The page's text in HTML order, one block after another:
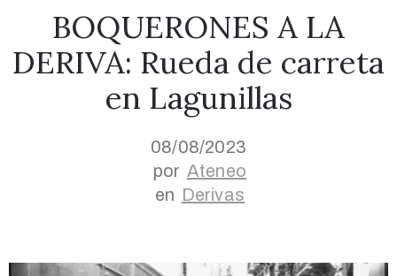
BOQUERONES A LA
DERIVA: Rueda de carreta
en Lagunillas
08/08/2023
por Ateneo
en Derivas